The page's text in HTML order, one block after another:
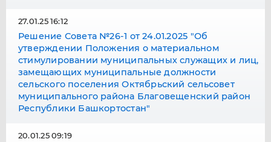
Решение Совета №26-1 от 24.01.2025 "Об
утверждении Положения о материальном
стимулировании муниципальных служащих и лиц,
замещающих муниципальные должности
сельского поселения Октябрьский сельсовет
муниципального района Благовещенский район
Республики Башкортостан"
27.01.25 16:12
20.01.25 09:19